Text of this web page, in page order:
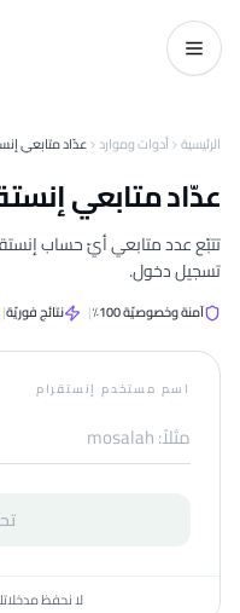
تخطّي إلى المحتوى
الرئيسية أدوات وموارد عدّاد متابعي
عدّاد متابعي
تتبّع عدد متابعي أيّ حساب
تسجيل دخول.
آمنة وخصوصيّة 100٪ | نتائج فوريّة|
اسم مستخدم إنستقرام
لا نحفظ